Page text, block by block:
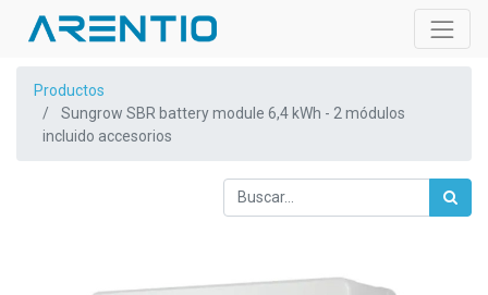
Productos
Sungrow SBR battery module 6,4 kWh - 2 módulos
incluido accesorios